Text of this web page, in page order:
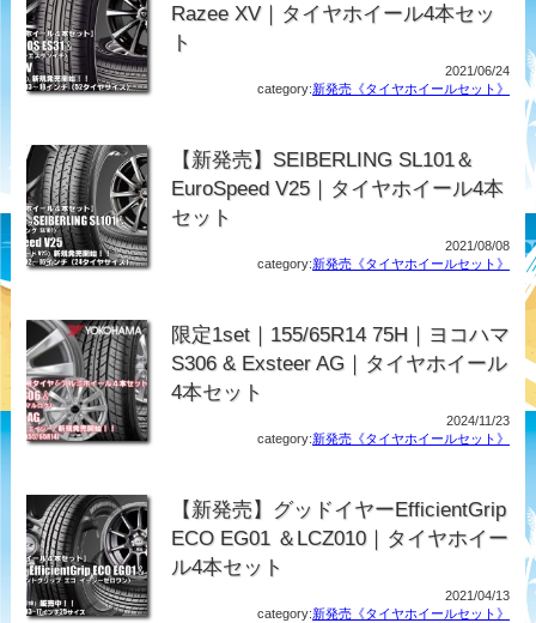
Razee XV｜タイヤホイール4本セッ
ト
2021/06/24
category:新発売《タイヤホイールセット》
【新発売】SEIBERLING SL101＆
EuroSpeed V25｜タイヤホイール4本
セット
2021/08/08
category:新発売《タイヤホイールセット》
限定1set｜155/65R14 75H｜ヨコハマ
S306 & Exsteer AG｜タイヤホイール
4本セット
2024/11/23
category:新発売《タイヤホイールセット》
【新発売】グッドイヤーEfficientGrip
ECO EG01 ＆LCZ010｜タイヤホイー
ル4本セット
2021/04/13
category:新発売《タイヤホイールセット》